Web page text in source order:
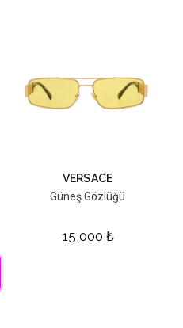
VERSACE
Güneş Gözlüğü
15,000 ₺